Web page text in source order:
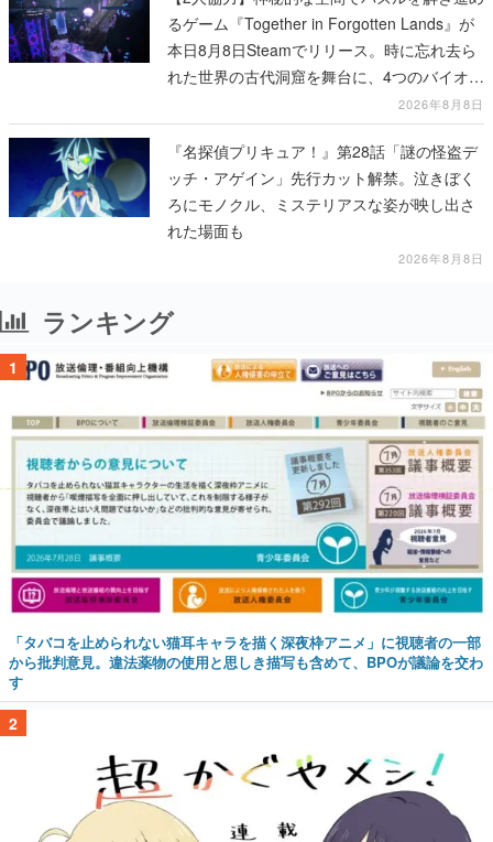
るゲーム『Together in Forgotten Lands』が
本日8月8日Steamでリリース。時に忘れ去ら
れた世界の古代洞窟を舞台に、4つのバイオー
2026年8月8日
『名探偵プリキュア！』第28話「謎の怪盗デ
ッチ・アゲイン」先行カット解禁。泣きぼく
ろにモノクル、ミステリアスな姿が映し出さ
れた場面も
2026年8月8日
ランキング
1
「タバコを止められない猫耳キャラを描く深夜枠アニメ」に視聴者の一部
から批判意見。違法薬物の使用と思しき描写も含めて、BPOが議論を交わ
す
2